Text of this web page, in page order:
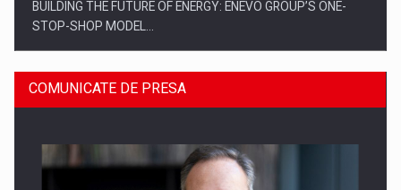
BUILDING THE FUTURE OF ENERGY: ENEVO GROUP’S ONE-
STOP-SHOP MODEL…
COMUNICATE DE PRESA